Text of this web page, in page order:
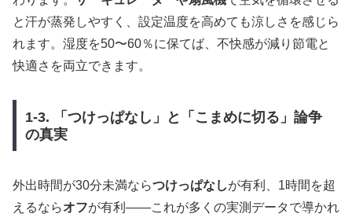
と汗が蒸発しやすく、設定温度を高めても涼しさを感じら
れます。湿度を50〜60％に保てば、不快感が減り節電と
快適さを両立できます。
1-3. 「つけっぱなし」と「こまめに切る」論争
の真実
外出時間が30分未満ならつけっぱなしが有利、1時間を超
えるならオフが有利――これが多くの実測データで導かれ